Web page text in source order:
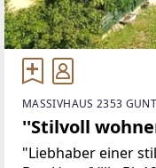
MASSIVHAUS 2353
''Stilvoll
"Liebhaber einer